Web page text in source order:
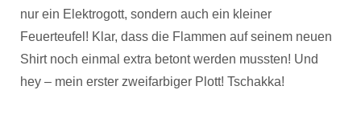
nur ein Elektrogott, sondern auch ein kleiner
Feuerteufel! Klar, dass die Flammen auf seinem neuen
Shirt noch einmal extra betont werden mussten! Und
hey – mein erster zweifarbiger Plott! Tschakka!